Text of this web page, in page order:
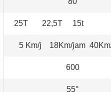
25T 22,5T 15t
5 Km/j 18Km/jam
600
55°